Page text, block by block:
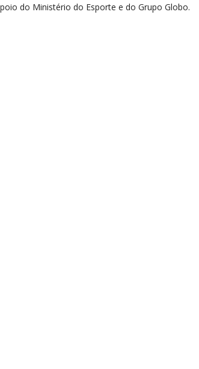
do Ministério do Esporte e do Grupo Globo.